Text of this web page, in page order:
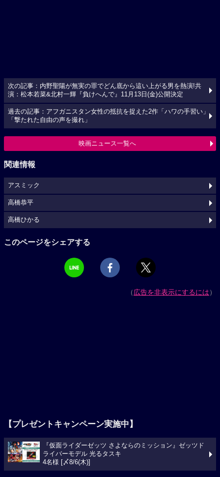
次の記事：内野聖陽が無実の罪でどん底から這い上がる男を熱演!共
演：松本若菜&北村一輝『負けへんで』11月13日(金)公開決定
過去の記事：アフガニスタン女性の抵抗を捉えた2作「ハワの手習い」
「撃たれた自由の声を撮れ」
映画ニュース一覧へ
関連情報
アスミック
高橋恭平
高橋ひかる
このページをシェアする
（広告を非表示にするには）
【プレゼントキャンペーン実施中】
『仮面ライダーゼッツ さよならのミッション』ゼッツド
ライバーモデル 光るタスキ
4名様 [〆8/6(木)]